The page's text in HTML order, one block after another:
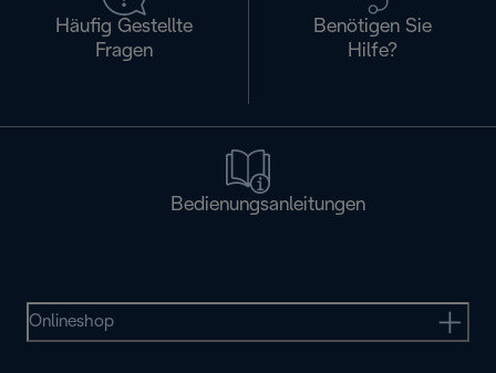
Häufig Gestellte
Fragen
Benötigen Sie
Hilfe?
Bedienungsanleitungen
Onlineshop